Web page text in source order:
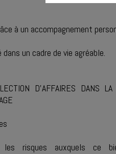
à un accompagnement
un cadre de vie agréable.
D'AFFAIRES DANS
les risques auxquels ce